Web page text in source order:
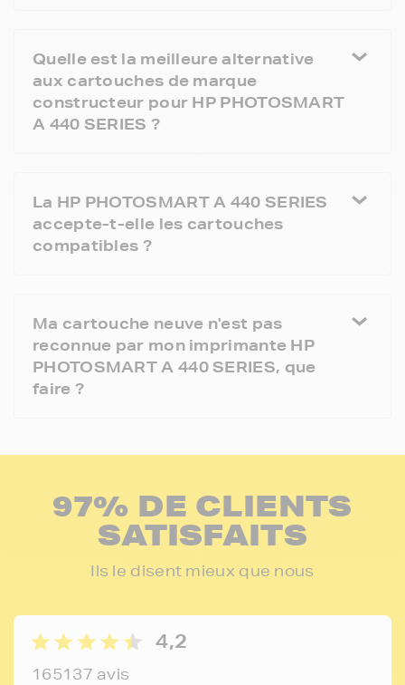
Quelle est la meilleure alternative
aux cartouches de marque
constructeur pour HP PHOTOSMART
A 440 SERIES ?
La HP PHOTOSMART A 440 SERIES
accepte-t-elle les cartouches
compatibles ?
Ma cartouche neuve n'est pas
reconnue par mon imprimante HP
PHOTOSMART A 440 SERIES, que
faire ?
97% DE CLIENTS
SATISFAITS
Ils le disent mieux que nous
4,2
165137 avis